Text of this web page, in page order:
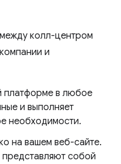
колл-центром
и
платформе в любое
и выполняет
необходимости.
на вашем веб-сайте.
собой